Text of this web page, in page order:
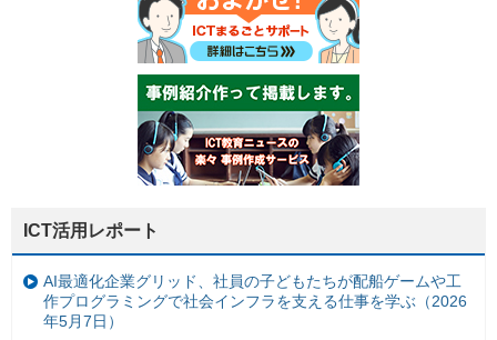
ICT活用レポート
AI最適化企業グリッド、社員の子どもたちが配船ゲームや工
作プログラミングで社会インフラを支える仕事を学ぶ（2026
年5月7日）